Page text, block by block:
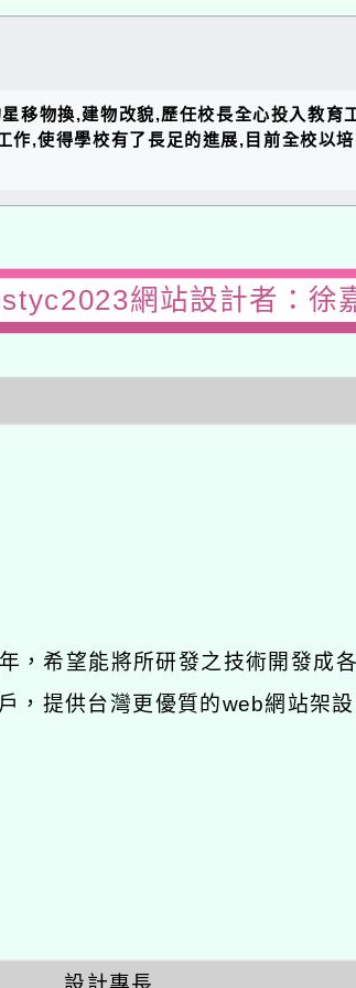
移物換,建物改貌,歷任校長全心投入教育
,使得學校有了長足的進展,目前全校以
網站設計者：徐
，希望能將所研發之技術開發成
，提供台灣更優質的web網站架設